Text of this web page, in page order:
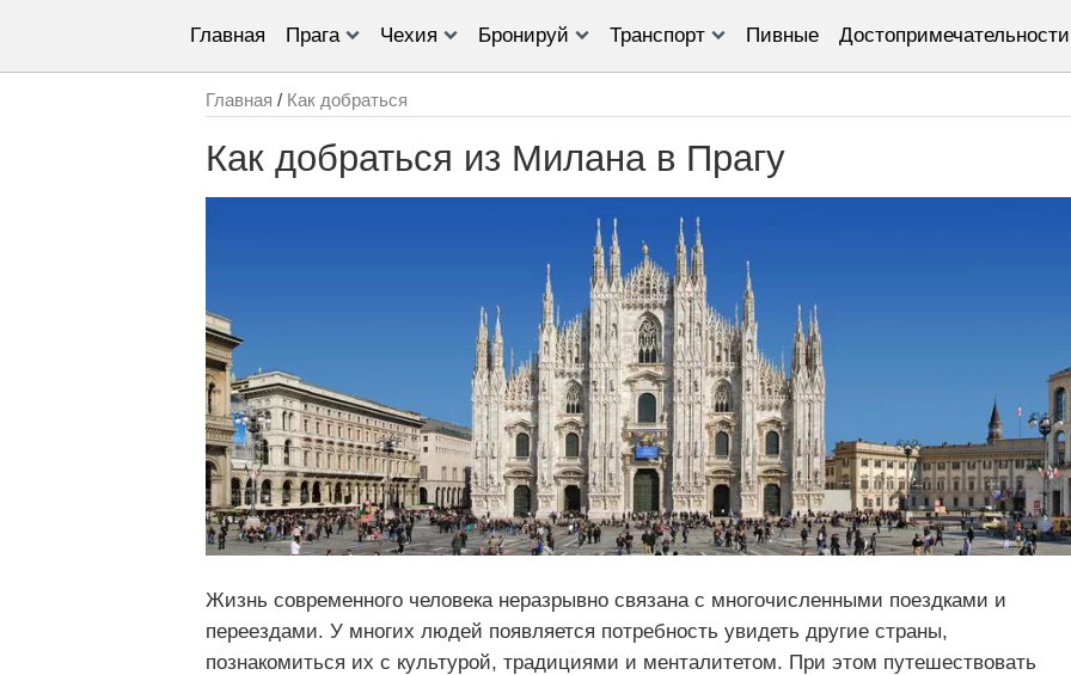
Главная Прага Чехия Бронируй Транспорт Пивные Достопримечательности
Главная / Как добраться
Как добраться из Милана в Прагу
Жизнь современного человека неразрывно связана с многочисленными поездками и
переездами. У многих людей появляется потребность увидеть другие страны,
познакомиться их с культурой, традициями и менталитетом. При этом путешествовать